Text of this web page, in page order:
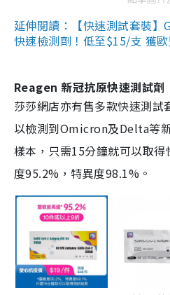
延伸閱讀：【快速測試套裝
快速檢測劑！低至$15/支 獲
Reagen 新冠抗原快速測試劑
莎莎網店亦有售多款快速測
以檢測到Omicron及Delta等
樣本，只需15分鐘就可以取
度95.2%，特異度98.1%。